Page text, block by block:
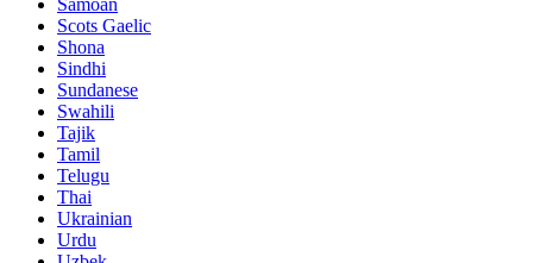
Samoan
Scots Gaelic
Shona
Sindhi
Sundanese
Swahili
Tajik
Tamil
Telugu
Thai
Ukrainian
Urdu